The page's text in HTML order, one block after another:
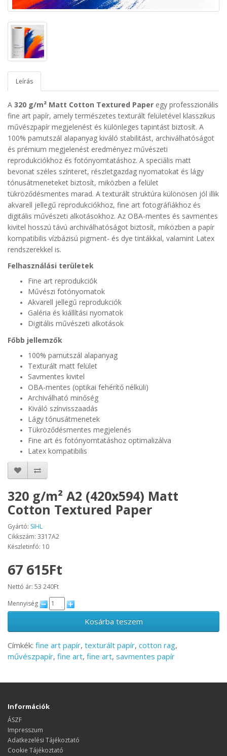
Leírás
A 320 g/m² Matt Cotton Textured Paper egy professzionális
fine art papír, amely természetes texturált felületével klasszikus
művészpapír megjelenést és különleges tapintást biztosít. A
100% pamutszál alapanyag kiváló stabilitást, archiválhatóságot
és prémium megjelenést eredményez művészeti
reprodukciókhoz és fotónyomtatáshoz. A speciális matt
bevonat széles színteret, részletgazdag nyomatokat és lágy
tónusátmeneteket biztosít, miközben a felület
tükröződésmentes marad. A texturált struktúra különösen jól illik
akvarell jellegű reprodukciókhoz, fine art fotográfiákhoz és
digitális művészeti alkotásokhoz. Az OBA-mentes és savmentes
kivitel hosszú távú archiválhatóságot biztosít, miközben a papír
kompatibilis vízbázisú pigment- és dye tintákkal, valamint Latex
rendszerekkel is.
Felhasználási területek
Fine art reprodukciók
Művészi fotónyomatok
Akvarell jellegű reprodukciók
Galéria és kiállítási nyomatok
Digitális művészeti alkotások
Főbb jellemzők
100% pamutszál alapanyag
Texturált matt felület
Savmentes kivitel
OBA-mentes (optikai fehérítő nélküli)
Archiválható minőség
Kiváló színvisszaadás
Lágy tónusátmenetek
Tükröződésmentes megjelenés
Fine art és fotónyomtatáshoz optimalizálva
Latex kompatibilis
320 g/m² A2 (420x594) Matt
Cotton Textured Paper
Gyártó: SIHL
Cikkszám: 3317A2
Készletinfó: 10
67 615Ft
Nettó ár: 53 240Ft
Mennyiség
Kosárba teszem
Címkék: fine art papír, texturált papír, cotton rag,
művészpapír, fine art, fine art, savmentes papír
Információk
ÁSZF
Impresszum
Adatkezelési Tájékoztató
Cookie Tájékoztató